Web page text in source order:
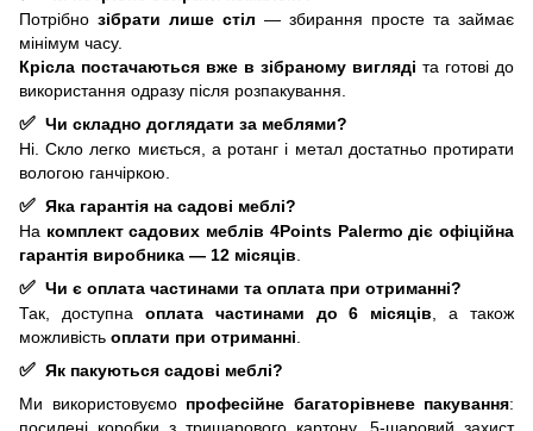
Потрібно зібрати лише стіл — збирання просте та займає
мінімум часу.
Крісла постачаються вже в зібраному вигляді та готові до
використання одразу після розпакування.
✅ Чи складно доглядати за меблями?
Ні. Скло легко миється, а ротанг і метал достатньо протирати
вологою ганчіркою.
✅ Яка гарантія на садові меблі?
На комплект садових меблів 4Points Palermoдіє офіційна
гарантія виробника — 12 місяців.
✅ Чи є оплата частинами та оплата при отриманні?
Так, доступна оплата частинами до 6 місяців, а також
можливість оплати при отриманні.
✅ Як пакуються садові меблі?
Ми використовуємо професійне багаторівневе пакування: